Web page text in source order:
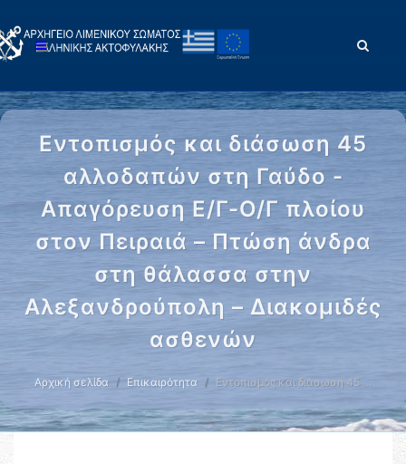
Εντοπισμός και διάσωση 45
αλλοδαπών στη Γαύδο -
Απαγόρευση Ε/Γ-Ο/Γ πλοίου
στον Πειραιά – Πτώση άνδρα
στη θάλασσα στην
Αλεξανδρούπολη – Διακομιδές
ασθενών
Αρχική σελίδα Επικαιρότητα Εντοπισμός και διάσωση 45 …